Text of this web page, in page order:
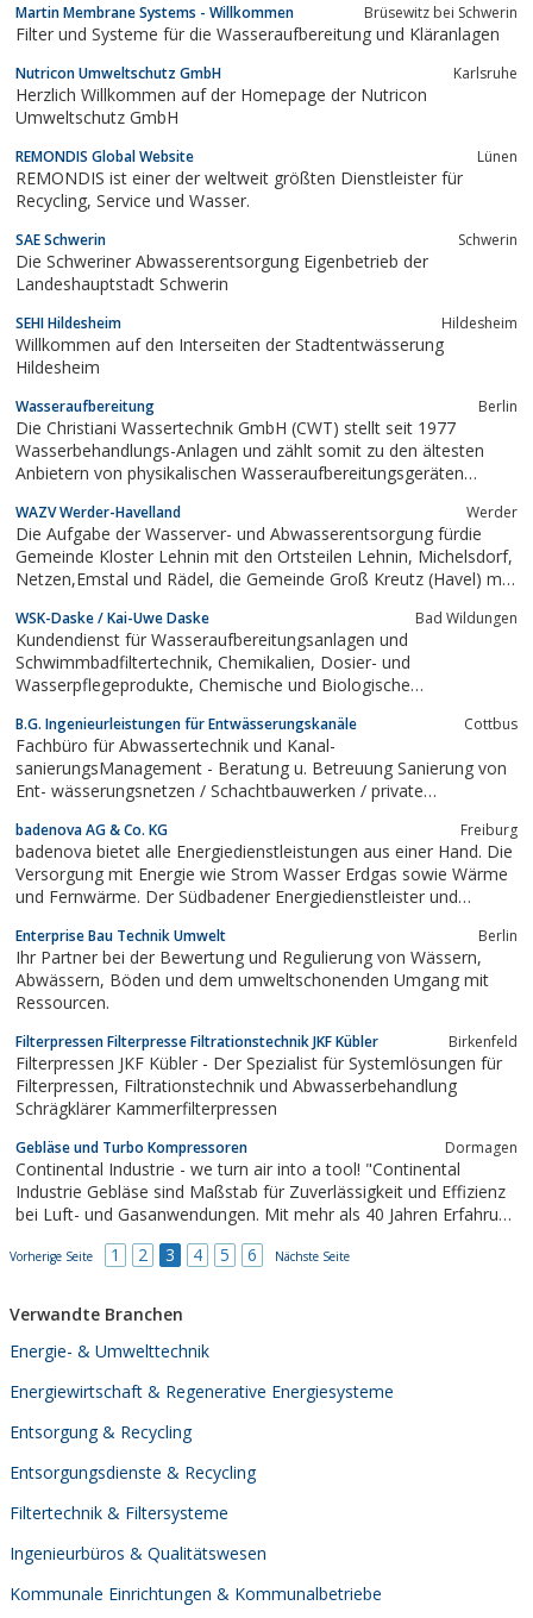
Martin Membrane Systems - Willkommen Brüsewitz bei Schwerin
Filter und Systeme für die Wasseraufbereitung und Kläranlagen
Nutricon Umweltschutz GmbH Karlsruhe
Herzlich Willkommen auf der Homepage der Nutricon
Umweltschutz GmbH
REMONDIS Global Website Lünen
REMONDIS ist einer der weltweit größten Dienstleister für
Recycling, Service und Wasser.
SAE Schwerin Schwerin
Die Schweriner Abwasserentsorgung Eigenbetrieb der
Landeshauptstadt Schwerin
SEHI Hildesheim Hildesheim
Willkommen auf den Interseiten der Stadtentwässerung
Hildesheim
Wasseraufbereitung Berlin
Die Christiani Wassertechnik GmbH (CWT) stellt seit 1977
Wasserbehandlungs-Anlagen und zählt somit zu den ältesten
Anbietern von physikalischen Wasseraufbereitungsgeräten
WAZV Werder-Havelland Werder
Die Aufgabe der Wasserver- und Abwasserentsorgung fürdie
Gemeinde Kloster Lehnin mit den Ortsteilen Lehnin, Michelsdorf,
Netzen,Emstal und Rädel, die Gemeinde Groß Kreutz (Havel) mit
Schwielowsee mit dem OT Ferch sowie die StadtWerder (Havel)
mit den OT Glindow,...
WSK-Daske / Kai-Uwe Daske Bad Wildungen
Kundendienst für Wasseraufbereitungsanlagen und
Schwimmbadfiltertechnik, Chemikalien, Dosier- und
Wasserpflegeprodukte, Chemische und Biologische
Service auch am Wochenende
B.G. Ingenieurleistungen für Entwässerungskanäle Cottbus
Fachbüro für Abwassertechnik und Kanal-
sanierungsManagement - Beratung u. Betreuung Sanierung von
Ent- wässerungsnetzen / Schachtbauwerken / private
Beweissicherung für Neubau / Sanierung von
Entwässerungsnetzen / Schachtbauwerken / private
Grundstücks-...
badenova AG & Co. KG Freiburg
badenova bietet alle Energiedienstleistungen aus einer Hand. Die
Versorgung mit Energie wie Strom Wasser Erdgas sowie Wärme
und Fernwärme. Der Südbadener Energiedienstleister und
Wärme Fernwärme und Regiostrom. Informationen bietet der
Tarif Service zur Energie Strom...
Enterprise Bau Technik Umwelt Berlin
Ihr Partner bei der Bewertung und Regulierung von Wässern,
Abwässern, Böden und dem umweltschonenden Umgang mit
Ressourcen.
Filterpressen Filterpresse Filtrationstechnik JKF Kübler Birkenfeld
Filterpressen JKF Kübler - Der Spezialist für Systemlösungen für
Filterpressen, Filtrationstechnik und Abwasserbehandlung
Schrägklärer Kammerfilterpressen
Gebläse und Turbo Kompressoren Dormagen
Continental Industrie - we turn air into a tool! "Continental
Industrie Gebläse sind Maßstab für Zuverlässigkeit und Effizienz
bei Luft- und Gasanwendungen. Mit mehr als 40 Jahren Erfahrung
Zentrifugalgebläsen und Exhaustoren und mehr als 30.000
Vorherige Seite 1 2 3 4 5 6 Nächste Seite
Verwandte Branchen
Energie- & Umwelttechnik
Energiewirtschaft & Regenerative Energiesysteme
Entsorgung & Recycling
Entsorgungsdienste & Recycling
Filtertechnik & Filtersysteme
Ingenieurbüros & Qualitätswesen
Kommunale Einrichtungen & Kommunalbetriebe